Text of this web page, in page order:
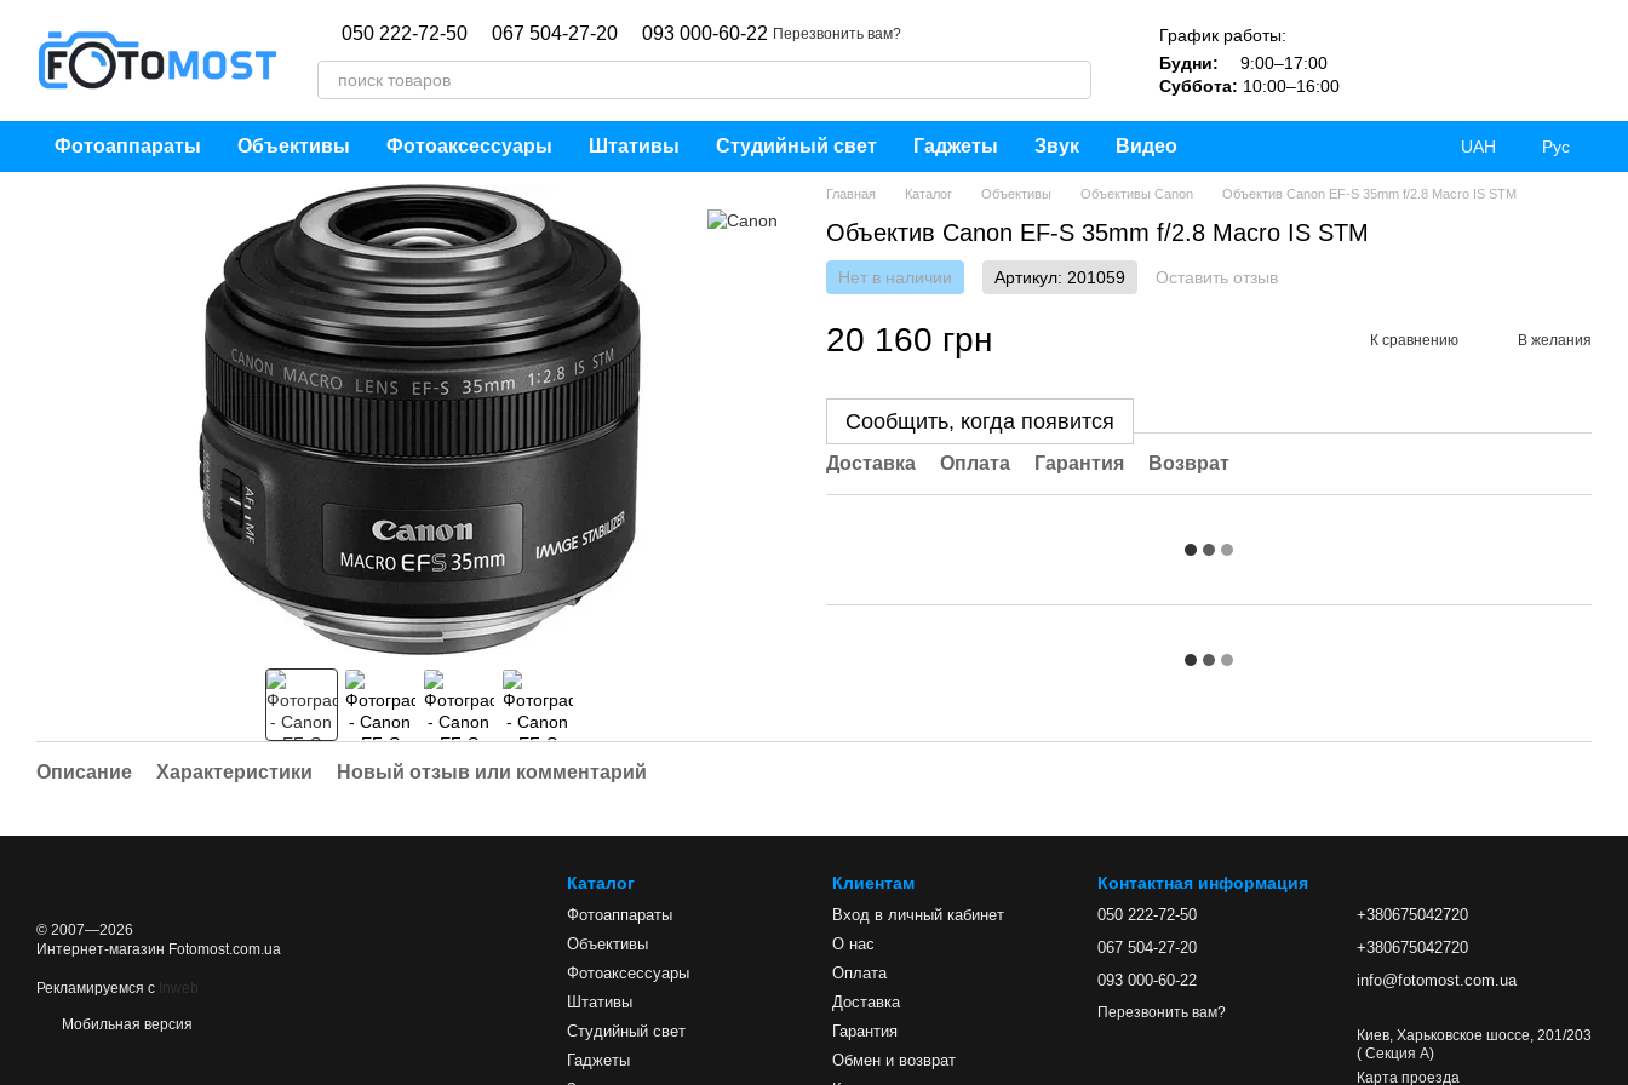
050 222-72-50 067 504-27-20 093 000-60-22 Перезвонить вам?
График работы:
Будни:
9:00–17:00
Суббота: 10:00–16:00
Фотоаппараты Объективы Фотоаксессуары Штативы Студийный свет Гаджеты Звук Видео UAH Рус
Главная Каталог Объективы Объективы Canon Объектив Canon EF-S 35mm f/2.8 Macro IS STM
Объектив Canon EF-S 35mm f/2.8 Macro IS STM
Нет в наличии Артикул: 201059 Оставить отзыв
20 160 грн К сравнению В желания
Сообщить, когда появится
Доставка Оплата Гарантия Возврат
Описание Характеристики Новый отзыв или комментарий
© 2007—2026
Интернет-магазин Fotomost.com.ua
Рекламируемся с Inweb
Мобильная версия
Каталог
Фотоаппараты
Объективы
Фотоаксессуары
Штативы
Студийный свет
Гаджеты
Клиентам
Вход в личный кабинет
О нас
Оплата
Доставка
Гарантия
Обмен и возврат
Контактная информация
050 222-72-50
067 504-27-20
093 000-60-22
Перезвонить вам?
+380675042720
+380675042720
info@fotomost.com.ua
Киев, Харьковское шоссе, 201/203
( Секция А)
Карта проезда